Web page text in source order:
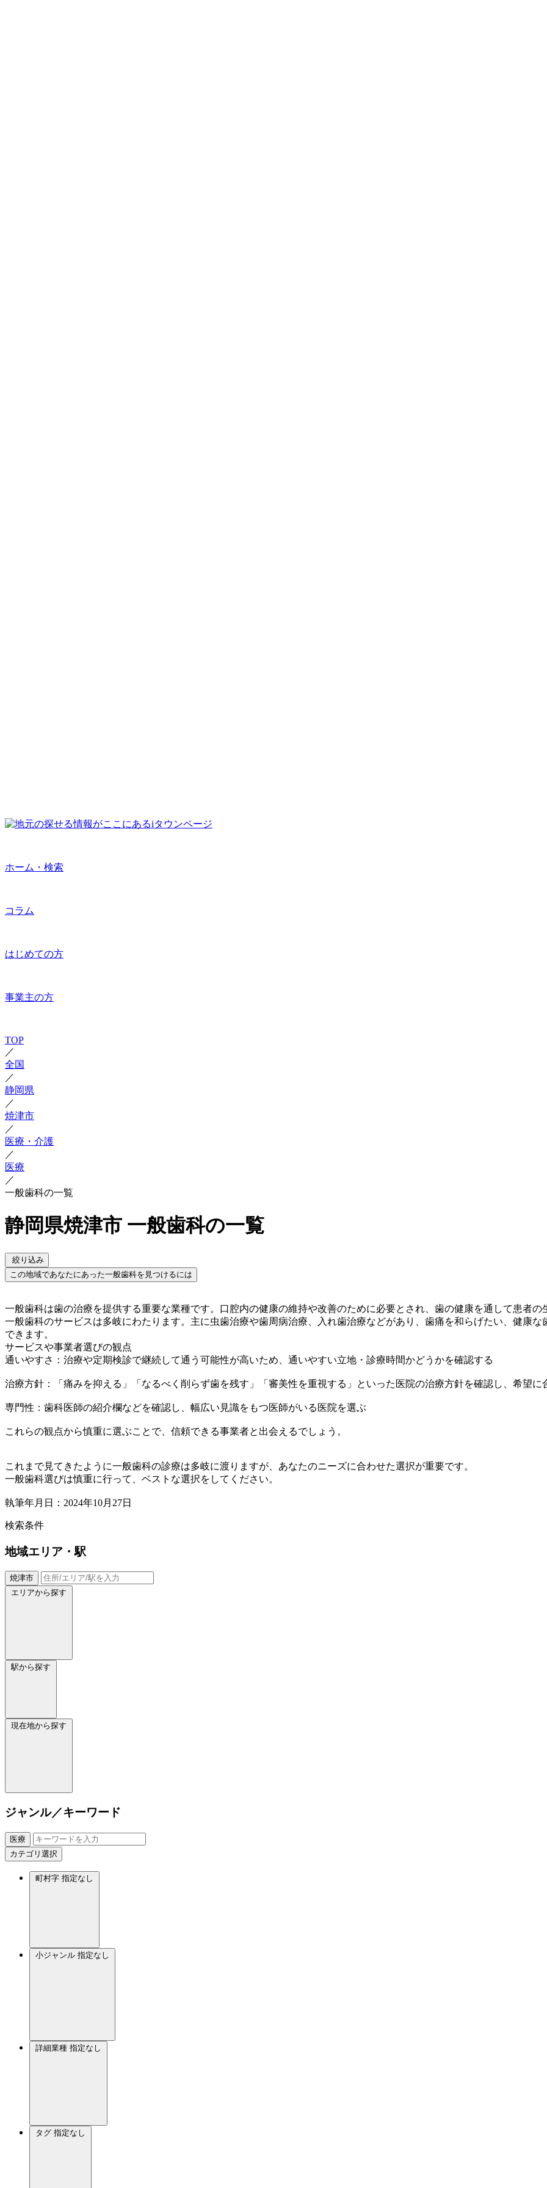
ホーム・検索
コラム
はじめての方
事業主の方
TOP
／
全国
／
静岡県
／
焼津市
／
医療・介護
／
医療
／
一般歯科の一覧
静岡県焼津市 一般歯科の一覧
絞り込み
この地域であなたにあった一般歯科を見つけるには
一般歯科は歯の治療を提供する重要な業種です。口腔内の健康の維持や改善のために必要とされ、歯の健康を通して患者の
一般歯科のサービスは多岐にわたります。主に虫歯治療や歯周病治療、入れ歯治療などがあり、歯痛を和らげたい、健康
できます。
サービスや事業者選びの観点
通いやすさ：治療や定期検診で継続して通う可能性が高いため、通いやすい立地・診療時間かどうかを確認する
治療方針：「痛みを抑える」「なるべく削らず歯を残す」「審美性を重視する」といった医院の治療方針を確認し、希望に
専門性：歯科医師の紹介欄などを確認し、幅広い見識をもつ医師がいる医院を選ぶ
これらの観点から慎重に選ぶことで、信頼できる事業者と出会えるでしょう。
これまで見てきたように一般歯科の診療は多岐に渡りますが、あなたのニーズに合わせた選択が重要です。
一般歯科選びは慎重に行って、ベストな選択をしてください。
執筆年月日：2024年10月27日
検索条件
地域エリア・駅
焼津市
エリアから探す
駅から探す
現在地から探す
ジャンル／キーワード
医療
カテゴリ選択
町村字 指定なし
小ジャンル 指定なし
詳細業種 指定なし
タグ 指定なし